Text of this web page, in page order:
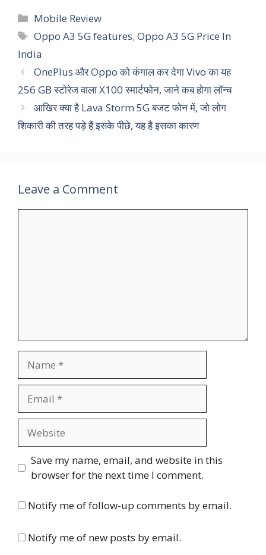
Categories
Mobile Review
Tags
Oppo A3 5G features,Oppo A3 5G Price In
India
OnePlus और Oppo को कंगाल कर देगा Vivo का यह
256 GB स्टोरेज वाला X100 स्मार्टफोन, जाने कब होगा लॉन्च
आखिर क्या है Lava Storm 5G बजट फोन में, जो लोग
शिकारी की तरह पड़े हैं इसके पीछे, यह है इसका कारण
Leave a Comment
Save my name, email, and website in this
browser for the next time I comment.
Notify me of follow-up comments by email.
Notify me of new posts by email.